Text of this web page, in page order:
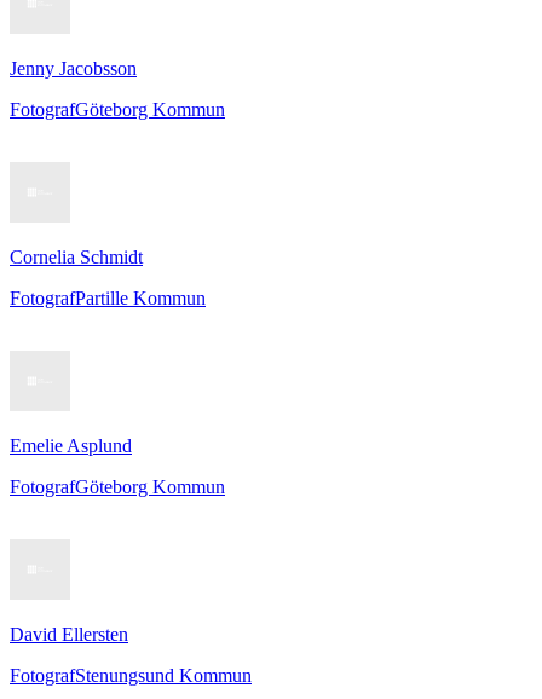
Jenny Jacobsson
FotografGöteborg Kommun
Cornelia Schmidt
FotografPartille Kommun
Emelie Asplund
FotografGöteborg Kommun
David Ellersten
FotografStenungsund Kommun